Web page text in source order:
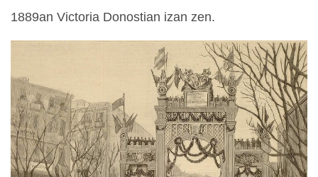
1889an Victoria Donostian izan zen.